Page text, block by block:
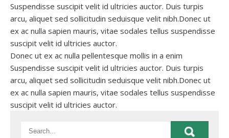
Suspendisse suscipit velit id ultricies auctor. Duis turpis
arcu, aliquet sed sollicitudin seduisque velit nibh.Donec ut
ex ac nulla sapien mauris, vitae sodales tellus suspendisse
suscipit velit id ultricies auctor.
Donec ut ex ac nulla pellentesque mollis in a enim
Suspendisse suscipit velit id ultricies auctor. Duis turpis
arcu, aliquet sed sollicitudin seduisque velit nibh.Donec ut
ex ac nulla sapien mauris, vitae sodales tellus suspendisse
suscipit velit id ultricies auctor.